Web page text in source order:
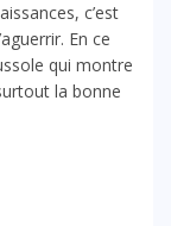
c’est
En ce
qui montre
la bonne